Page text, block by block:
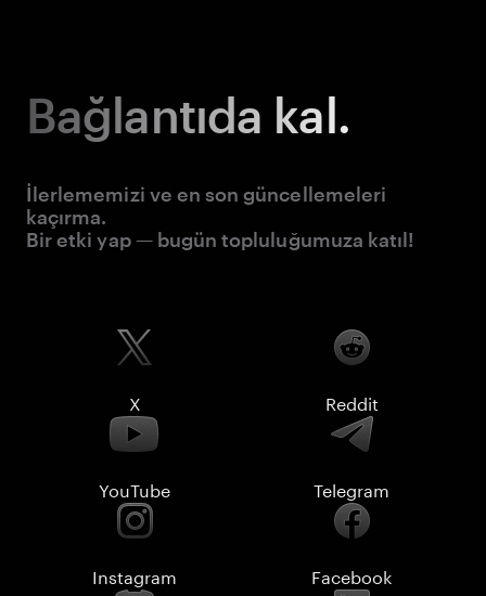
Bağlantıda kal.
İlerlememizi ve en son güncellemeleri
kaçırma.
Bir etki yap — bugün topluluğumuza katıl!
X Reddit
YouTube Telegram
Instagram Facebook